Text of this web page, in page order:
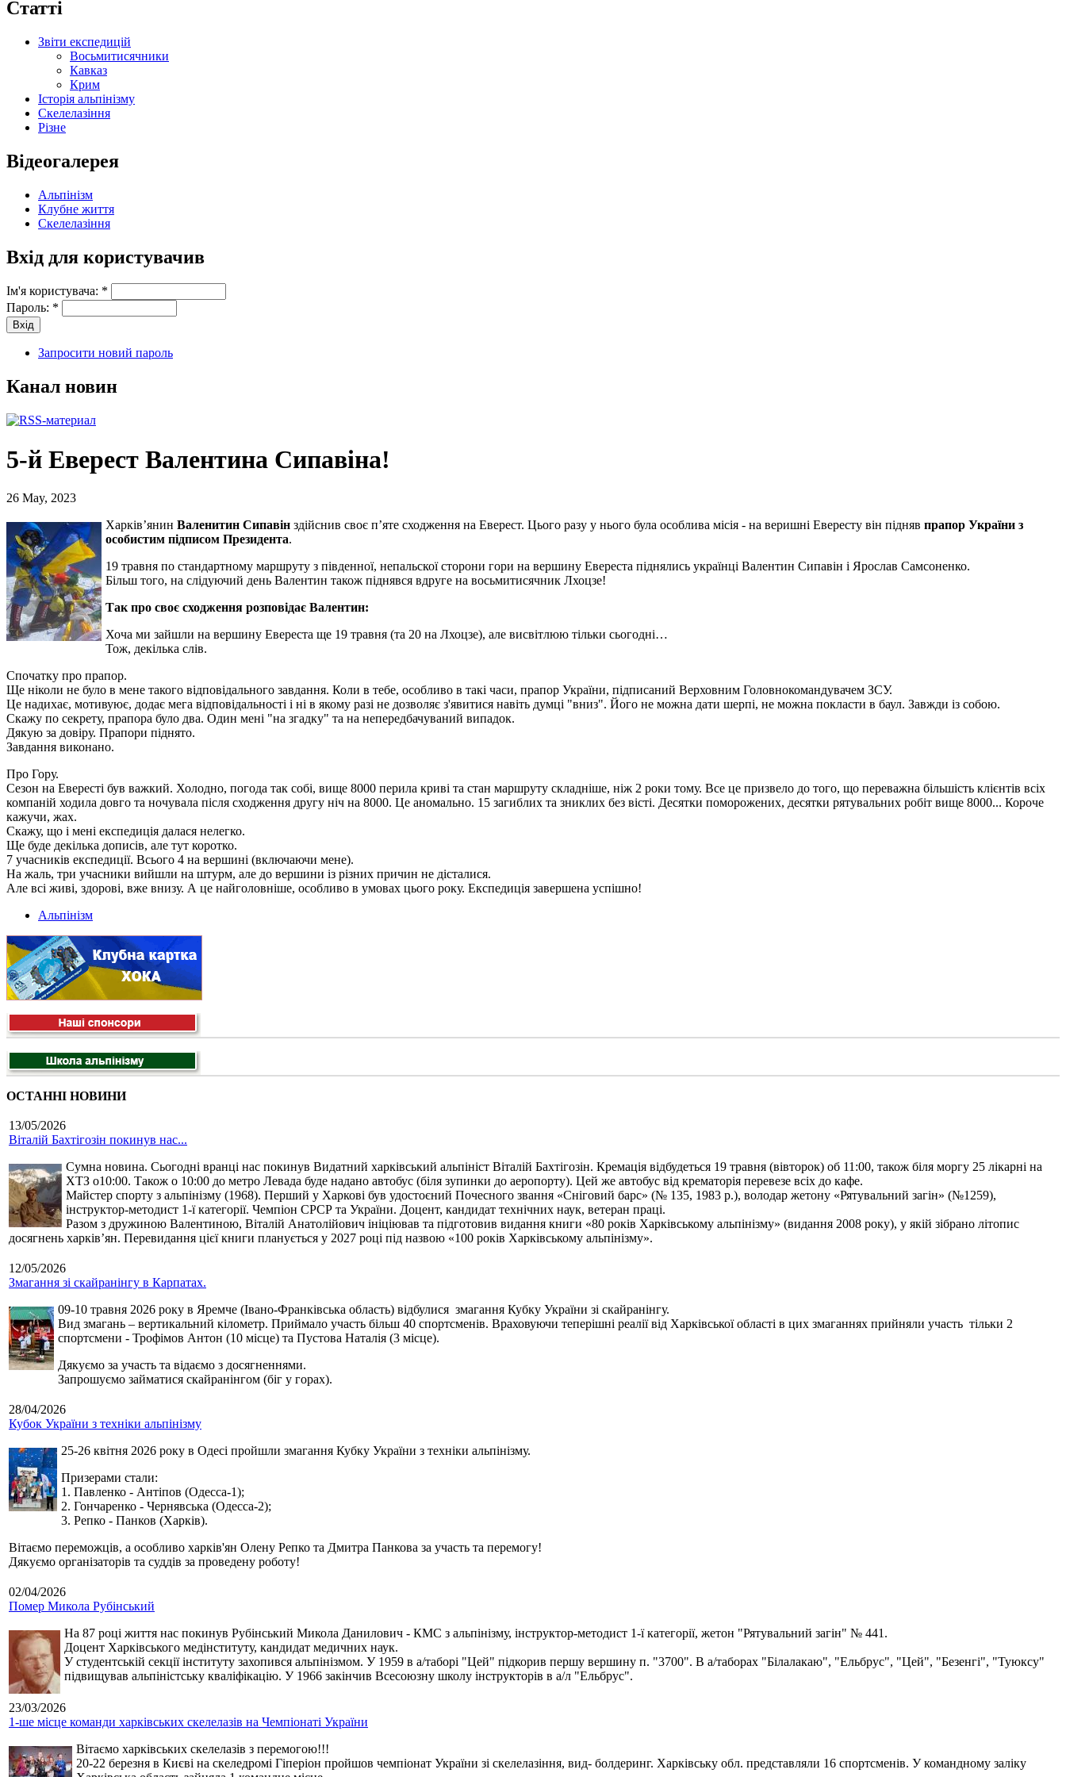
Статті
Звіти експедицій
Восьмитисячники
Кавказ
Крим
Історія альпінізму
Скелелазіння
Різне
Відеогалерея
Альпінізм
Клубне життя
Скелелазіння
Вхід для користувачив
Ім'я користувача: *
Пароль: *
Запросити новий пароль
Канал новин
5-й Еверест Валентина Сипавіна!
26 May, 2023
Харків’янин Валенитин Сипавін здійснив своє п’яте сходження на Еверест. Цього разу у нього була особлива місія - на веришні Евересту він підняв прапор України з
особистим підписом Президента.
19 травня по стандартному маршруту з південної, непальскої сторони гори на вершину Евереста піднялись українці Валентин Сипавін і Ярослав Самсоненко.
Більш того, на слідуючий день Валентин також піднявся вдруге на восьмитисячник Лхоцзе!
Так про своє сходження розповідає Валентин:
Хоча ми зайшли на вершину Евереста ще 19 травня (та 20 на Лхоцзе), але висвітлюю тільки сьогодні…
Тож, декілька слів.
Спочатку про прапор.
Ще ніколи не було в мене такого відповідального завдання. Коли в тебе, особливо в такі часи, прапор України, підписаний Верховним Головнокомандувачем ЗСУ.
Це надихає, мотивуює, додає мега відповідальності і ні в якому разі не дозволяє з'явитися навіть думці "вниз". Його не можна дати шерпі, не можна покласти в баул. Завжди із собою.
Скажу по секрету, прапора було два. Один мені "на згадку" та на непередбачуваний випадок.
Дякую за довіру. Прапори піднято.
Завдання виконано.
Про Гору.
Сезон на Евересті був важкий. Холодно, погода так собі, вище 8000 перила криві та стан маршруту складніше, ніж 2 роки тому. Все це призвело до того, що переважна більшість клієнтів всіх
компаній ходила довго та ночувала після сходження другу ніч на 8000. Це аномально. 15 загиблих та зниклих без вісті. Десятки поморожених, десятки рятувальних робіт вище 8000... Короче
кажучи, жах.
Скажу, що і мені експедиція далася нелегко.
Ще буде декілька дописів, але тут коротко.
7 учасників експедиції. Всього 4 на вершині (включаючи мене).
На жаль, три учасники вийшли на штурм, але до вершини із різних причин не дісталися.
Але всі живі, здорові, вже внизу. А це найголовніше, особливо в умовах цього року. Експедиція завершена успішно!
Альпінізм
ОСТАННІ НОВИНИ
13/05/2026
Віталій Бахтігозін покинув нас...
Сумна новина. Сьогодні вранці нас покинув Видатний харківський альпініст Віталій Бахтігозін. Кремація відбудеться 19 травня (вівторок) об 11:00, також біля моргу 25 лікарні на
ХТЗ о10:00. Також о 10:00 до метро Левада буде надано автобус (біля зупинки до аеропорту). Цей же автобус від крематорія перевезе всіх до кафе.
Майстер спорту з альпінізму (1968). Перший у Харкові був удостоєний Почесного звання «Сніговий барс» (№ 135, 1983 р.), володар жетону «Рятувальний загін» (№1259),
інструктор-методист 1-ї категорії. Чемпіон СРСР та України. Доцент, кандидат технічних наук, ветеран праці.
Разом з дружиною Валентиною, Віталій Анатолійович ініціював та підготовив видання книги «80 років Харківському альпінізму» (видання 2008 року), у якій зібрано літопис
досягнень харків’ян. Перевидання цієї книги планується у 2027 році під назвою «100 років Харківському альпінізму».
12/05/2026
Змагання зі скайранінгу в Карпатах.
09-10 травня 2026 року в Яремче (Івано-Франківська область) відбулися змагання Кубку України зі скайранінгу.
Вид змагань – вертикальний кілометр. Приймало участь більш 40 спортсменів. Враховуючи теперішні реалії від Харківської області в цих змаганнях прийняли участь тільки 2
спортсмени - Трофімов Антон (10 місце) та Пустова Наталія (3 місце).
Дякуємо за участь та відаємо з досягненнями.
Запрошуємо займатися скайранінгом (біг у горах).
28/04/2026
Кубок України з техніки альпінізму
25-26 квітня 2026 року в Одесі пройшли змагання Кубку України з техніки альпінізму.
Призерами стали:
1. Павленко - Антіпов (Одесса-1);
2. Гончаренко - Чернявська (Одесса-2);
3. Репко - Панков (Харків).
Вітаємо переможців, а особливо харків'ян Олену Репко та Дмитра Панкова за участь та перемогу!
Дякуємо організаторів та суддів за проведену роботу!
02/04/2026
Помер Микола Рубінський
На 87 році життя нас покинув Рубінський Микола Данилович - КМС з альпінізму, інструктор-методист 1-ї категорії, жетон "Рятувальний загін" № 441.
Доцент Харківського медінституту, кандидат медичних наук.
У студентській секції інституту захопився альпінізмом. У 1959 в а/таборі "Цей" підкорив першу вершину п. "3700". В а/таборах "Білалакаю", "Ельбрус", "Цей", "Безенгі", "Туюксу"
підвищував альпіністську кваліфікацію. У 1966 закінчив Всесоюзну школу інструкторів в а/л "Ельбрус".
23/03/2026
1-ше місце команди харківських скелелазів на Чемпіонаті України
Вітаємо харківських скелелазів з перемогою!!!
20-22 березня в Києві на скеледромі Гіперіон пройшов чемпіонат України зі скелелазіння, вид- болдеринг. Харківську обл. представляли 16 спортсменів. У командному заліку